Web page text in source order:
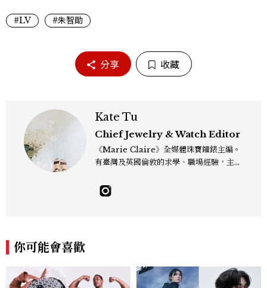
#LV #朱智勛
分享 收藏
Kate Tu
Chief Jewelry & Watch Editor
《Marie Claire》全媒體珠寶鐘錶主編。
有臺灣及英國倫敦的求學、職場經驗，主修
佳人》編輯工作內容，包括錶展等國際活動
採訪、珠寶市場動態等專題，及視覺拍攝執
你可能會喜歡